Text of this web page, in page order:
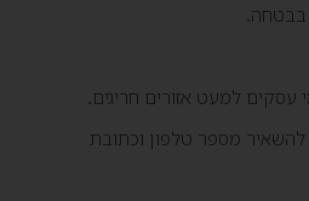
בבטחה.
מספר טלפון וכתובת